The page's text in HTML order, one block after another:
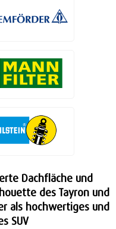
Dachfläche und
des Tayron und
als hochwertiges und
SUV